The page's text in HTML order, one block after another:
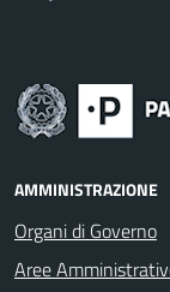
AMMINISTRAZIONE
Organi di Governo
Aree